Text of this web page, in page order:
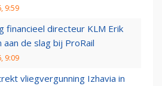
9:59
financieel directeur KLM Erik
aan de slag bij ProRail
9:09
vliegvergunning Izhavia in